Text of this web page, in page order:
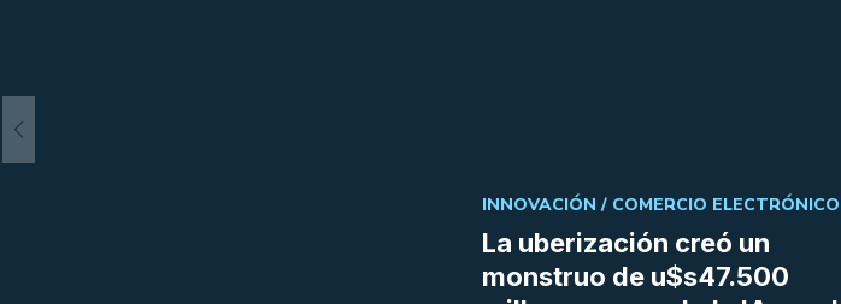
La uberización creó un
monstruo de u$s47.500
INNOVACIÓN / COMERCIO ELECTRÓNICO